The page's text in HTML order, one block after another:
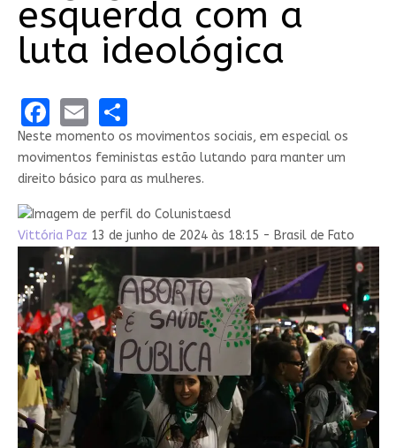
esquerda com a
luta ideológica
Facebook
EmailShare
Neste momento os movimentos sociais, em especial os
movimentos feministas estão lutando para manter um
direito básico para as mulheres.
Vittória Paz 13 de junho de 2024 às 18:15 - Brasil de Fato